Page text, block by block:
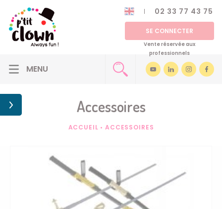
02 33 77 43 75
SE CONNECTER
Vente réservée aux
professionnels
Accessoires
ACCUEIL • ACCESSOIRES